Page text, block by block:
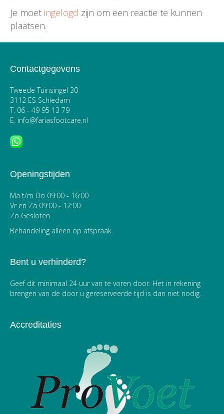
Je moet ingelogd zijn om een reactie te kunnen
plaatsen.
Contactgegevens
Tweede Tuinsingel 30
3112 ES Schiedam
T. 06 - 49 95 13 79
E. info@fariasfootcare.nl
Openingstijden
Ma t/m Do 09:00 - 16:00
Vr en Za 09:00 - 12:00
Zo Gesloten
Behandeling alleen op afspraak.
Bent u verhinderd?
Geef dit minimaal 24 uur van te voren door. Het in rekening
brengen van de door u gereserveerde tijd is dan niet nodig.
Accreditaties